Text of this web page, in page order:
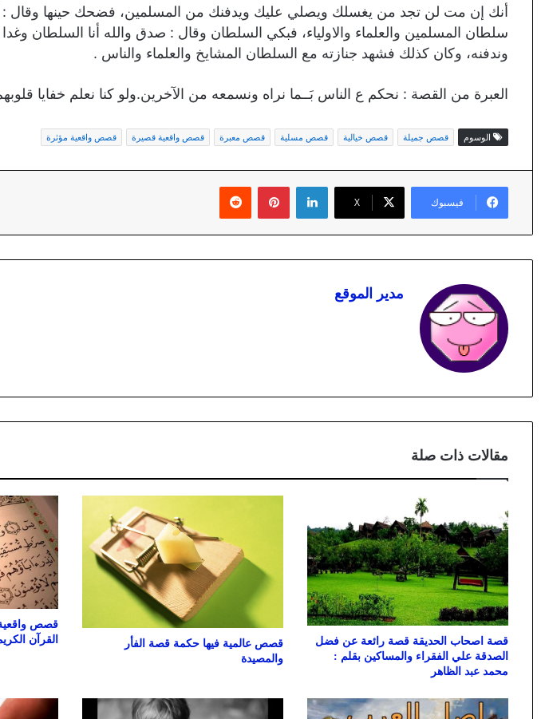
أنك إن مت لن تجد من يغسلك ويصلي عليك ويدفنك من المسلمين، فضحك حينها
ﺳﻠﻄﺎﻥ ﺍﻟﻤﺴﻠﻤﻴﻦ ﻭﺍﻟﻌﻠﻤﺎﺀ ﻭﺍﻻﻭﻟﻴﺎﺀ، فبكي السلطان وقال : ﺻﺪﻕ ﻭﺍﻟﻠﻪ ﺃﻧﺎ ﺍﻟﺴﻠﻄﺎﻥ
ﻭﻧﺪﻓﻨﻪ، وكان كذلك فشهد جنازته مع السلطان المشايخ والعلماء والناس .
العبرة من القصة : ﻧﺤﻜﻢ ﻉ ﺍﻟﻨﺎﺱ ﺑَــﻤﺎ ﻧﺮﺍﻩ ﻭﻧﺴﻤﻌﻪ ﻣﻦ ﺍﻵﺧﺮﻳﻦ.ﻭﻟﻮ ﻛﻨﺎ ﻧﻌﻠﻢ ﺧﻔﺎﻳﺎ
الوسوم قصص جميلة قصص خيالية قصص مسلية قصص معبرة قصص واقعية قصيرة قصص واقعية مؤثرة
فيسبوك X
لينكدإن بينتيريست
مدير الموقع
مقالات ذات صلة
قصة اصحاب الحديقة قصة رائعة عن فضل
الصدقة علي الفقراء والمساكين بقلم :
محمد عبد الظاهر
قصص عالمية فيها حكمة قصة الفأر
والمصيدة
قصص
القرآن